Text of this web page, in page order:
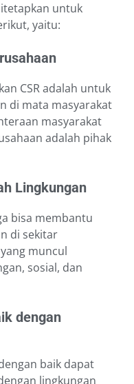
untuk
yaitu:
CSR adalah untuk
di mata masyarakat
masyarakat
adalah pihak
Lingkungan
bisa membantu
di sekitar
muncul
sosial, dan
dengan
baik dapat
lingkungan